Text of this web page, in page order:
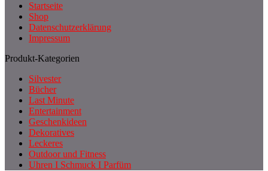
Startseite
Shop
Datenschutzerklärung
Impressum
Produkt-Kategorien
Silvester
Bücher
Last Minute
Entertainment
Geschenkideen
Dekoratives
Leckeres
Outdoor und Fitness
Uhren I Schmuck I Parfüm